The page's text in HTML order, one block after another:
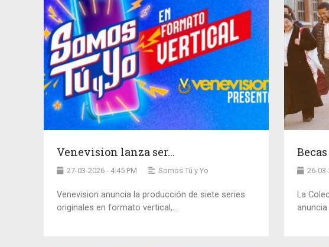
Venevision lanza ser...
27-03-2026 - 4:45 PM Somos Tú y Yo
Venevision anuncia la producción de siete series
originales en formato vertical,...
26-
La